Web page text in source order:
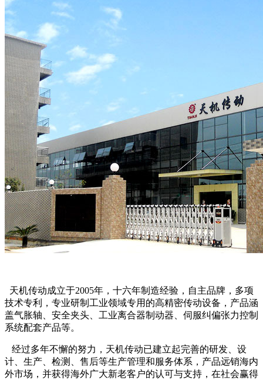
天机传动成立于2005年，十六年制造经验，自主品牌，多项
技术专利，专业研制工业领域专用的高精密传动设备，产品涵
盖气胀轴、安全夹头、工业离合器制动器、伺服纠偏张力控制
系统配套产品等。
经过多年不懈的努力，天机传动已建立起完善的研发、设
计、生产、检测、售后等生产管理和服务体系，产品远销海内
外市场，并获得海外广大新老客户的认可与支持，在社会赢得